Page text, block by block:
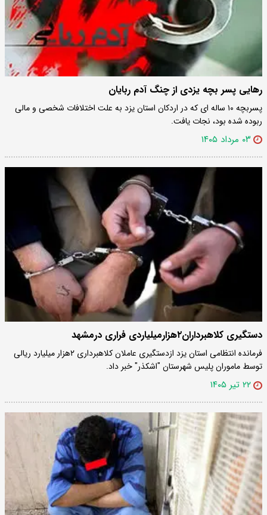
رهایی پسر بچه یزدی از چنگ آدم ربایان
پسربچه ۱۰ ساله ای که در اردکان استان یزد به علت اختلافات شخصی و مالی
ربوده شده بود، نجات یافت.
۰۳ مرداد ۱۴۰۵
دستگیری کلاهبرداران۲هزارمیلیاردی فراری درمشهد
فرمانده انتظامی استان یزد ازدستگیری عاملان کلاهبرداری ۲هزار میلیارد ریالی
توسط ماموران پلیس شهرستان "اشکذر" خبر داد.
۲۲ تیر ۱۴۰۵